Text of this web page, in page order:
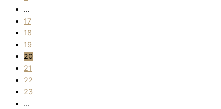
…
17
18
19
20
21
22
23
…